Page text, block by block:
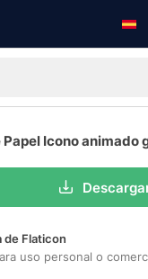
Papel Icono animado
de Flaticon
uso personal o